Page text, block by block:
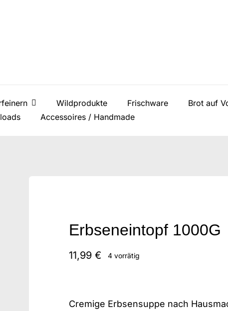
Wildprodukte Frischware
Brot auf
Accessoires / Handmade
Erbseneintopf 1000G
11,99 € 4 vorrätig
Cremige Erbsensuppe nach